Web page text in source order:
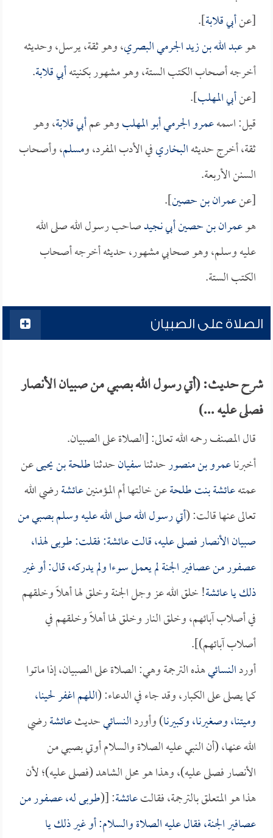
[عنأبي قلابة].
هوعبد الله بن زيد الجرمي البصري، وهو ثقة، يرسل، وحديثه
أخرجه أصحاب الكتب الستة، وهو مشهور بكنيتهأبي قلابة.
[عنأبي المهلب].
قيل: اسمهعمرو الجرمي أبو المهلبوهو عمأبي قلابة، وهو
ثقة، أخرج حديثهالبخاريفي الأدب المفرد، ومسلم، وأصحاب
السنن الأربعة.
[عنعمران بن حصين].
هوعمران بن حصين أبي نجيدصاحب رسول الله صلى الله
عليه وسلم، وهو صحابي مشهور، حديثه أخرجه أصحاب
الكتب الستة.
الصلاة على الصبيان
شرح حديث: (أتي رسول الله بصبي من صبيان الأنصار
فصلى عليه ...)
قال المصنف رحمه الله تعالى: [الصلاة على الصبيان.
أخبرناعمرو بن منصورحدثناسفيانحدثناطلحة بن يحيىعن
عمتهعائشة بنت طلحةعن خالتها أم المؤمنينعائشةرضي الله
تعالى عنها قالت: (أتي رسول الله صلى الله عليه وسلم بصبي من
صبيان الأنصار فصلى عليه، قالتعائشة: فقلت: طوبى لهذا،
عصفور من عصافير الجنة لم يعمل سوءا ولم يدركه، قال: أو غير
ذلك ياعائشة! خلق الله عز وجل الجنة وخلق لها أهلاً وخلقهم
في أصلاب آبائهم، وخلق النار وخلق لها أهلاً وخلقهم في
أصلاب آبائهم)].
أوردالنسائيهذه الترجمة وهي: الصلاة على الصبيان، إذا ماتوا
كما يصلى على الكبار، وقد جاء في الدعاء: (اللهم اغفر لحينا،
وميتنا، وصغيرنا، وكبيرنا) وأوردالنسائيحديثعائشةرضي
الله عنها، (أن النبي عليه الصلاة والسلام أوتي بصبي من
الأنصار فصلى عليه)، وهذا هو محل الشاهد (فصلى عليه)؛ لأن
هذا هو المتعلق بالترجمة، فقالتعائشة: [(طوبى له، عصفور من
عصافير الجنة، فقال عليه الصلاة والسلام: أو غير ذلك يا